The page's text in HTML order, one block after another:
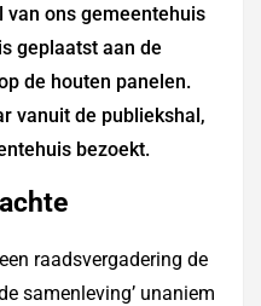
ons gemeentehuis
geplaatst aan de
de houten panelen.
vanuit de publiekshal,
bezoekt.
raadsvergadering de
samenleving’ unaniem